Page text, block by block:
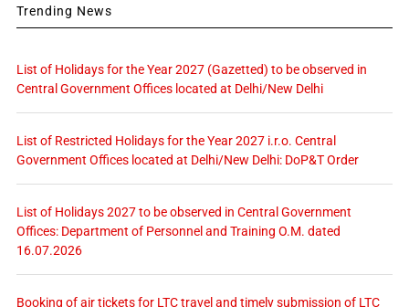
Trending News
List of Holidays for the Year 2027 (Gazetted) to be observed in
Central Government Offices located at Delhi/New Delhi
List of Restricted Holidays for the Year 2027 i.r.o. Central
Government Offices located at Delhi/New Delhi: DoP&T Order
List of Holidays 2027 to be observed in Central Government
Offices: Department of Personnel and Training O.M. dated
16.07.2026
Booking of air tickets for LTC travel and timely submission of LTC